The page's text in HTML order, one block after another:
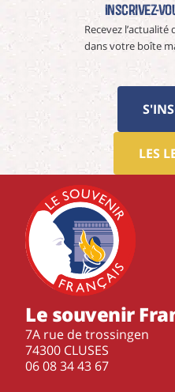
Inscrivez-
Recevez
dans votre boîte
LES
Le souvenir
7A rue de trossingen
74300 CLUSES
‭06 08 34 43 67‬